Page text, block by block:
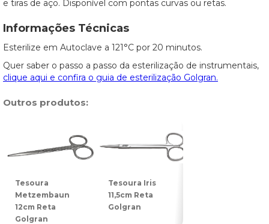
e tiras de aço. Disponível com pontas curvas ou retas. ⠀
Informações Técnicas
Esterilize em Autoclave a 121°C por 20 minutos.
Quer saber o passo a passo da esterilização de instrumentais,
clique aqui e confira o guia de esterilização Golgran.
Outros produtos:
Tesoura
Metzembaun
12cm Reta
Golgran
Tesoura Iris
11,5cm Reta
Golgran